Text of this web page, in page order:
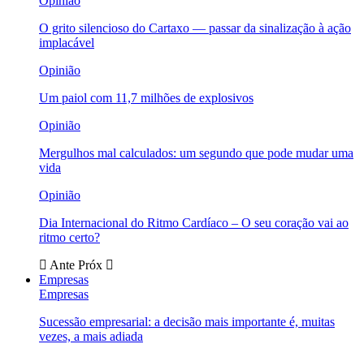
O grito silencioso do Cartaxo — passar da sinalização à ação
implacável
Opinião
Um paiol com 11,7 milhões de explosivos
Opinião
Mergulhos mal calculados: um segundo que pode mudar uma
vida
Opinião
Dia Internacional do Ritmo Cardíaco – O seu coração vai ao
ritmo certo?
Ante Próx
Empresas
Empresas
Sucessão empresarial: a decisão mais importante é, muitas
vezes, a mais adiada